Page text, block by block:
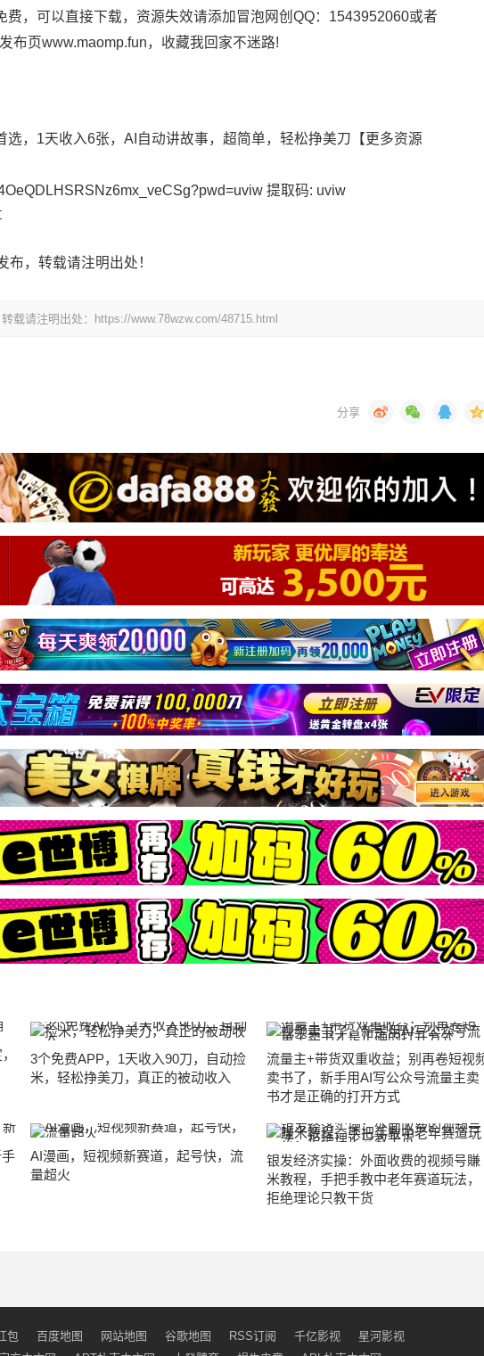
费，可以直接下载，资源失效请添加冒泡网创QQ：1543952060或者
布页www.maomp.fun，收藏我回家不迷路!
选，1天收入6张，AI自动讲故事，超简单，轻松挣美刀【更多资源
提取码: uviw
布，转载请注明出处！
载请注明出处：https://www.78wzw.com/48715.html
3个免费APP，1天收入90刀，自动捡
米，轻松挣美刀，真正的被动收入
流量主+带货双重收益；别再卷短视
卖书了，新手用AI写公众号流量主卖
书才是正确的打开方式
AI漫画，短视频新赛道，起号快，流
量超火
银发经济实操：外面收费的视频号賺
米教程，手把手教中老年赛道玩法，
拒绝理论只教干货
包 百度地图 网站地图 谷歌地图 RSS订阅 千亿影视
星河影视